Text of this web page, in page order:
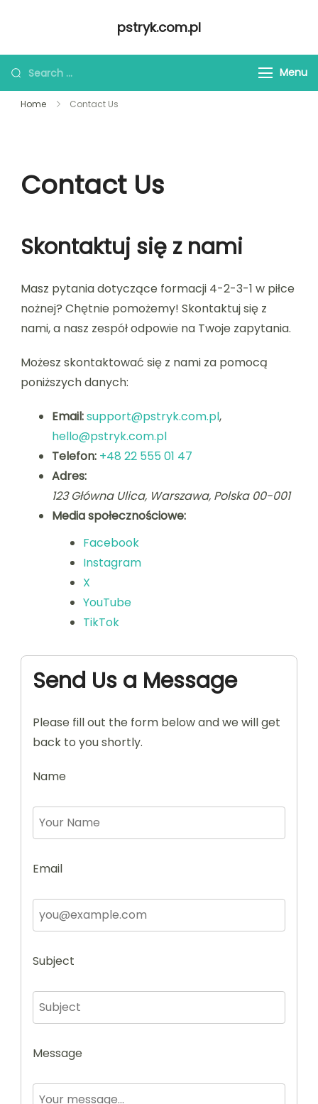
pstryk.com.pl
Looking
for
Something?
Menu
Home Contact Us
Contact Us
Skontaktuj się z nami
Masz pytania dotyczące formacji 4-2-3-1 w piłce
nożnej? Chętnie pomożemy! Skontaktuj się z
nami, a nasz zespół odpowie na Twoje zapytania.
Możesz skontaktować się z nami za pomocą
poniższych danych:
Email:support@pstryk.com.pl,
hello@pstryk.com.pl
Telefon: +48 22 555 01 47
Adres:
123 Główna Ulica, Warszawa, Polska 00-001
Media społecznościowe:
Facebook
Instagram
X
YouTube
TikTok
Send Us a Message
Please fill out the form below and we will get
back to you shortly.
Name
Email
Subject
Message